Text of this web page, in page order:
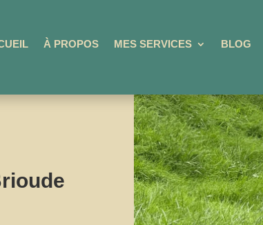
À PROPOS MES SERVICES BLOG